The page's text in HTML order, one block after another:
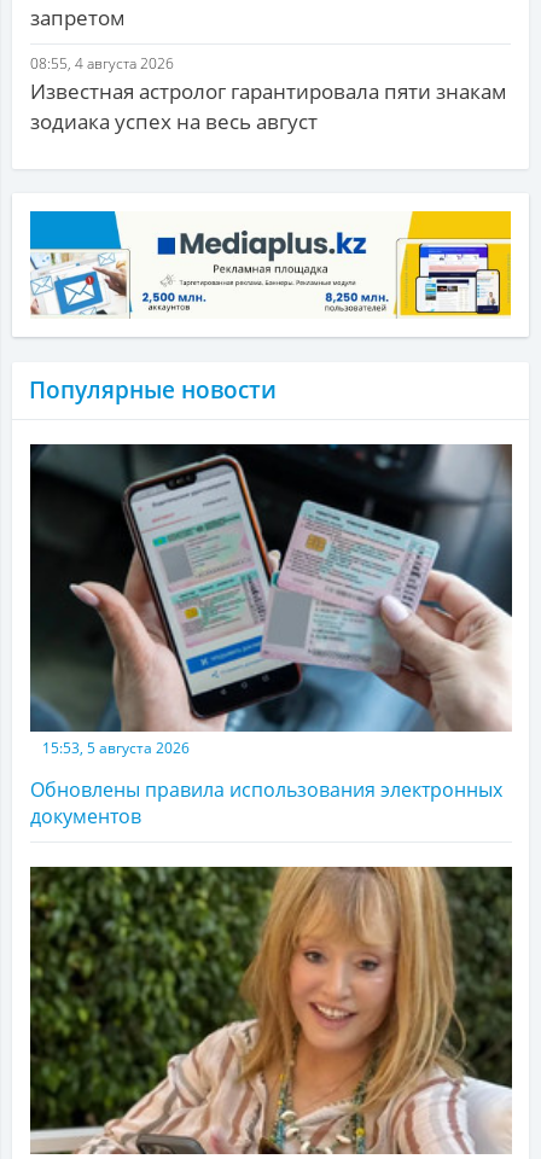
запретом
08:55, 4 августа 2026
Известная астролог гарантировала пяти знакам
зодиака успех на весь август
Популярные новости
15:53, 5 августа 2026
Обновлены правила использования электронных
документов